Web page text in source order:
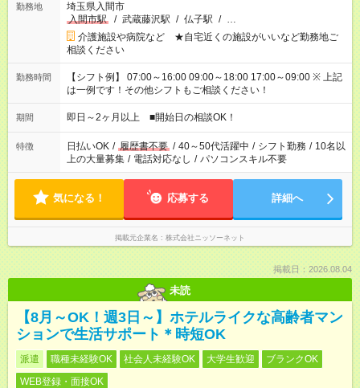
勤務地
埼玉県入間市
入間市駅
/ 武蔵藤沢駅 / 仏子駅 / …
介護施設や病院など ★自宅近くの施設がいいなど勤務地ご
相談ください
勤務時間
【シフト例】 07:00～16:00 09:00～18:00 17:00～09:00 ※ 上記
は一例です！その他シフトもご相談ください！
期間 即日～2ヶ月以上 ■開始日の相談OK！
特徴 日払いOK / 履歴書不要 / 40～50代活躍中 / シフト勤務 / 10名以
上の大量募集 / 電話対応なし / パソコンスキル不要
気になる！ 応募する 詳細へ
掲載元企業名 株式会社ニッソーネット
掲載日：2026.08.04
未読
【8月～OK！週3日～】ホテルライクな高齢者マン
ションで生活サポート＊時短OK
派遣 職種未経験OK 社会人未経験OK 大学生歓迎
ブランクOK
WEB登録・面接OK